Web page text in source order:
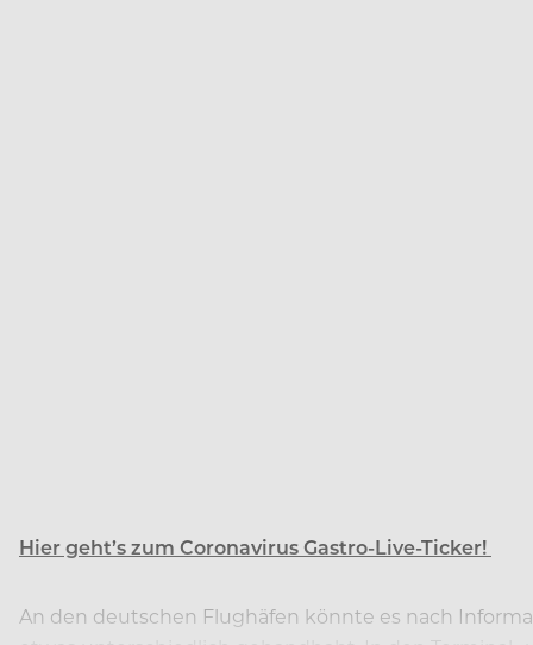
Hier geht’s zum Coronavirus Gastro-Live-Ticker!
An den deutschen Flughäfen könnte es nach